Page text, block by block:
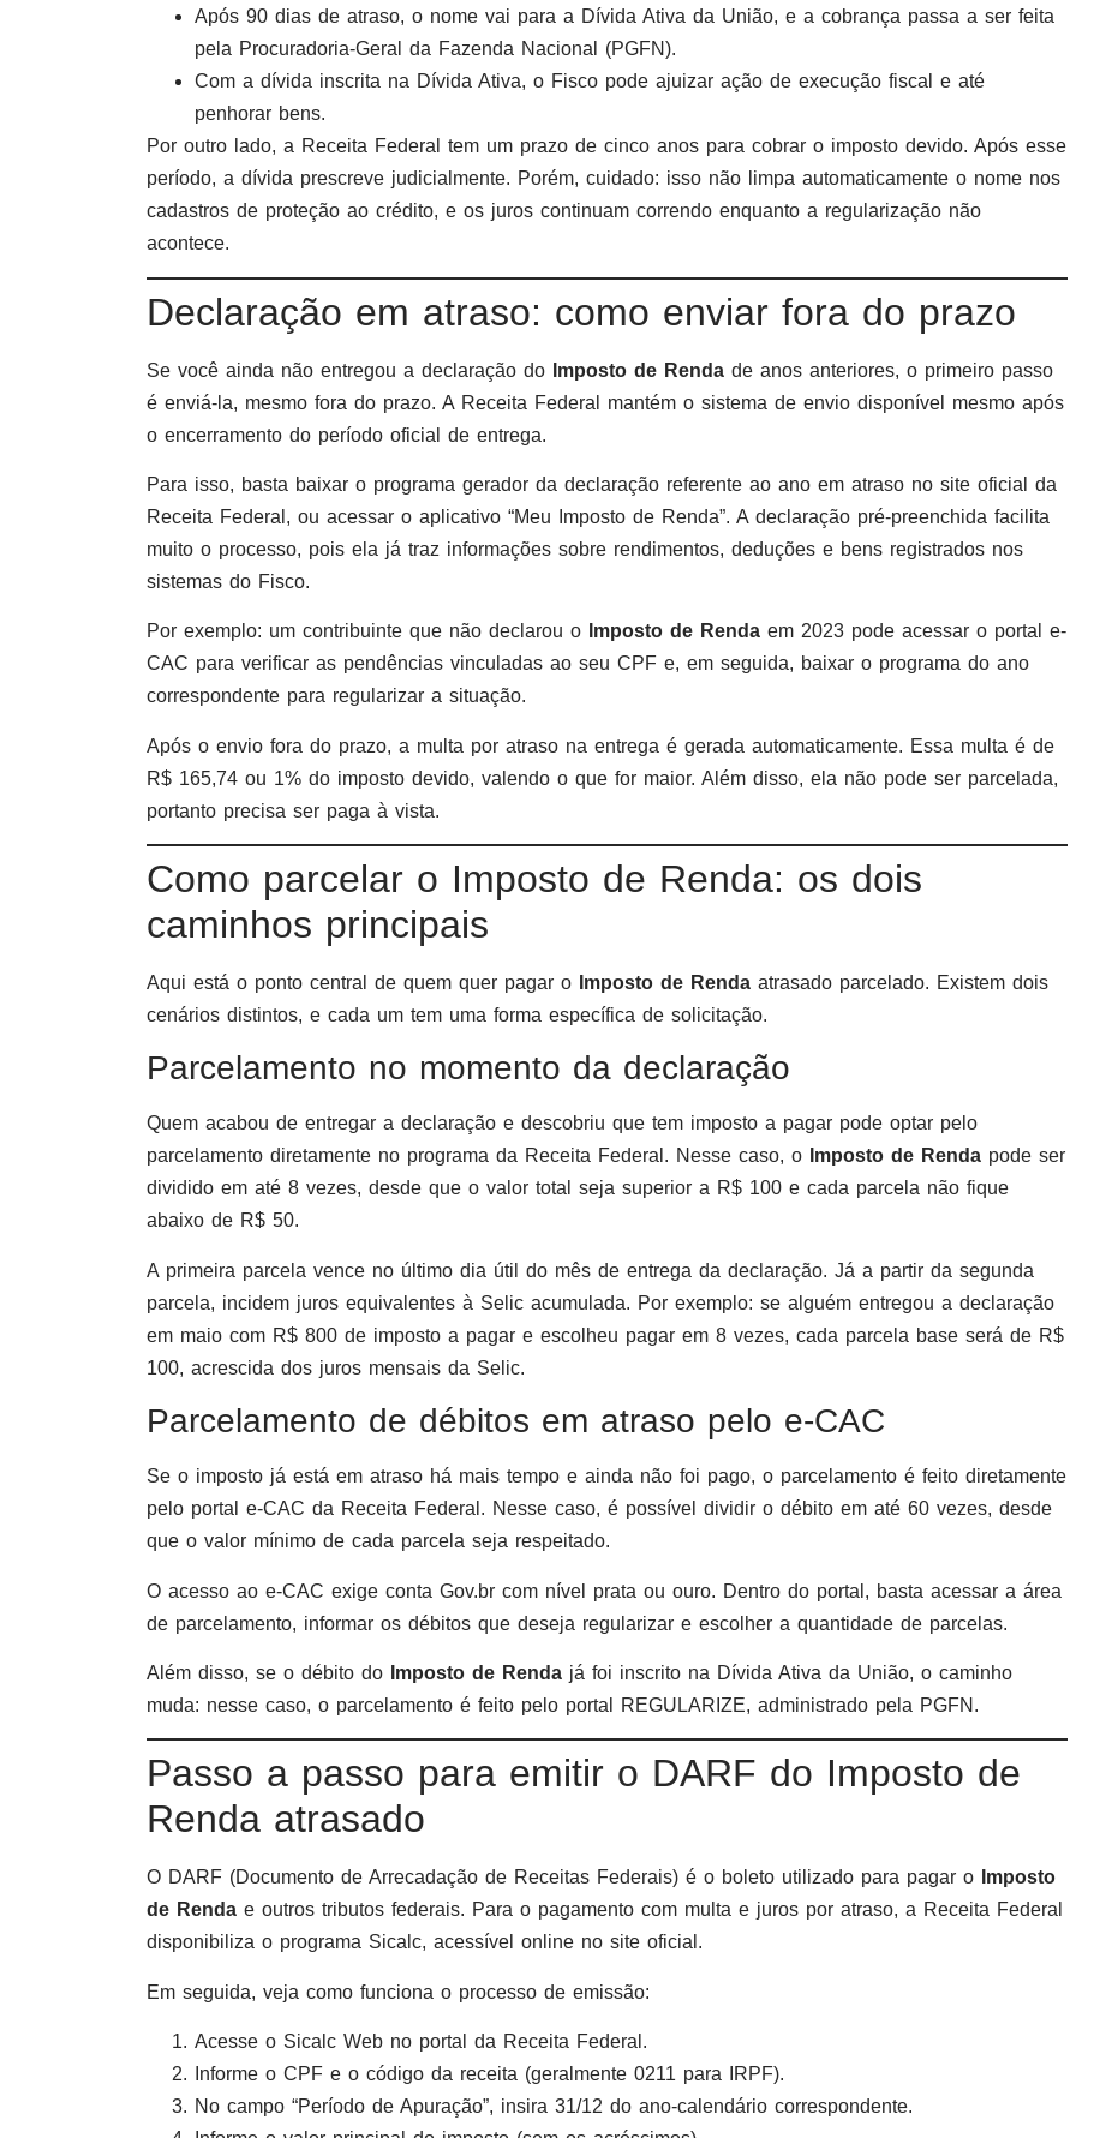
Após 90 dias de atraso, o nome vai para a Dívida Ativa da União, e a cobrança passa a ser feita
pela Procuradoria-Geral da Fazenda Nacional (PGFN).
Com a dívida inscrita na Dívida Ativa, o Fisco pode ajuizar ação de execução fiscal e até
penhorar bens.
Por outro lado, a Receita Federal tem um prazo de cinco anos para cobrar o imposto devido. Após esse
período, a dívida prescreve judicialmente. Porém, cuidado: isso não limpa automaticamente o nome nos
cadastros de proteção ao crédito, e os juros continuam correndo enquanto a regularização não
acontece.
Declaração em atraso: como enviar fora do prazo
Se você ainda não entregou a declaração do Imposto de Renda de anos anteriores, o primeiro passo
é enviá-la, mesmo fora do prazo. A Receita Federal mantém o sistema de envio disponível mesmo após
o encerramento do período oficial de entrega.
Para isso, basta baixar o programa gerador da declaração referente ao ano em atraso no site oficial da
Receita Federal, ou acessar o aplicativo “Meu Imposto de Renda”. A declaração pré-preenchida facilita
muito o processo, pois ela já traz informações sobre rendimentos, deduções e bens registrados nos
sistemas do Fisco.
Por exemplo: um contribuinte que não declarou o Imposto de Renda em 2023 pode acessar o portal e-
CAC para verificar as pendências vinculadas ao seu CPF e, em seguida, baixar o programa do ano
correspondente para regularizar a situação.
Após o envio fora do prazo, a multa por atraso na entrega é gerada automaticamente. Essa multa é de
R$ 165,74 ou 1% do imposto devido, valendo o que for maior. Além disso, ela não pode ser parcelada,
portanto precisa ser paga à vista.
Como parcelar o Imposto de Renda: os dois
caminhos principais
Aqui está o ponto central de quem quer pagar o Imposto de Renda atrasado parcelado. Existem dois
cenários distintos, e cada um tem uma forma específica de solicitação.
Parcelamento no momento da declaração
Quem acabou de entregar a declaração e descobriu que tem imposto a pagar pode optar pelo
parcelamento diretamente no programa da Receita Federal. Nesse caso, o
Imposto de Renda pode ser
dividido em até 8 vezes, desde que o valor total seja superior a R$ 100 e cada parcela não fique
abaixo de R$ 50.
A primeira parcela vence no último dia útil do mês de entrega da declaração. Já a partir da segunda
parcela, incidem juros equivalentes à Selic acumulada. Por exemplo: se alguém entregou a declaração
em maio com R$ 800 de imposto a pagar e escolheu pagar em 8 vezes, cada parcela base será de R$
100, acrescida dos juros mensais da Selic.
Parcelamento de débitos em atraso pelo e-CAC
Se o imposto já está em atraso há mais tempo e ainda não foi pago, o parcelamento é feito diretamente
pelo portal e-CAC da Receita Federal. Nesse caso, é possível dividir o débito em até 60 vezes, desde
que o valor mínimo de cada parcela seja respeitado.
O acesso ao e-CAC exige conta Gov.br com nível prata ou ouro. Dentro do portal, basta acessar a área
de parcelamento, informar os débitos que deseja regularizar e escolher a quantidade de parcelas.
Além disso, se o débito do Imposto de Renda já foi inscrito na Dívida Ativa da União, o caminho
muda: nesse caso, o parcelamento é feito pelo portal REGULARIZE, administrado pela PGFN.
Passo a passo para emitir o DARF do Imposto de
Renda atrasado
O DARF (Documento de Arrecadação de Receitas Federais) é o boleto utilizado para pagar o
Imposto
de Renda e outros tributos federais. Para o pagamento com multa e juros por atraso, a Receita Federal
disponibiliza o programa Sicalc, acessível online no site oficial.
Em seguida, veja como funciona o processo de emissão:
Acesse o Sicalc Web no portal da Receita Federal.
Informe o CPF e o código da receita (geralmente 0211 para IRPF).
No campo “Período de Apuração”, insira 31/12 do ano-calendário correspondente.